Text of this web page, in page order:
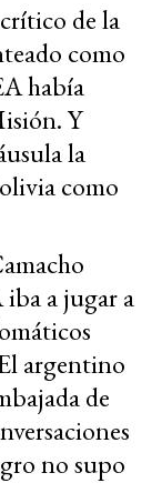
de la
como
había
Y
la
como
a jugar a
argentino
de
no supo